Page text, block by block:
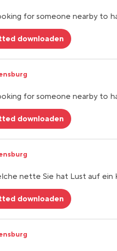
for someone nearby
downloaden
for someone nearby
downloaden
nette Sie hat Lust auf ein
downloaden